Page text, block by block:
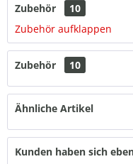
Zubehör
10
Zubehör aufklappen
Zubehör 10
Ähnliche Artikel
Kunden haben sich